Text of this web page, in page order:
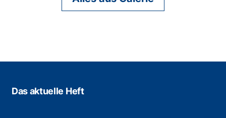
Das aktuelle Heft